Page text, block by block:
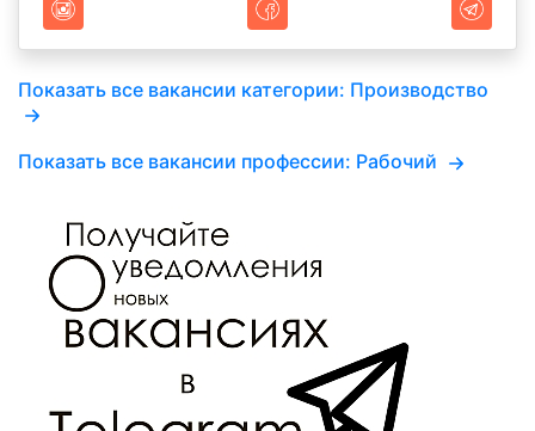
Показать все вакансии категории: Производство
Показать все вакансии профессии: Рабочий